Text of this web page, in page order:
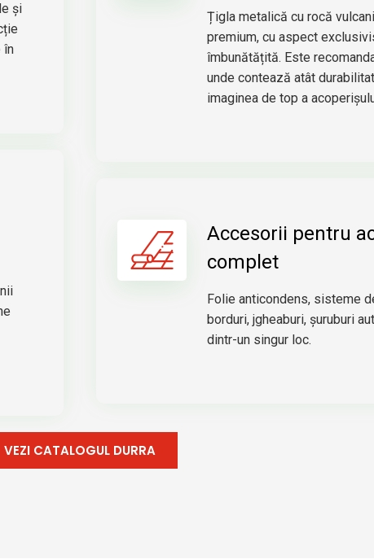
și
în
Țigla metalică cu rocă
premium, cu aspect
îmbunătățită. Este
unde contează atât
imaginea de top a
Accesorii pentru
complet
Folie anticondens, sisteme
borduri, jgheaburi, șuruburi
dintr-un singur loc.
VEZI CATALOGUL DURRA